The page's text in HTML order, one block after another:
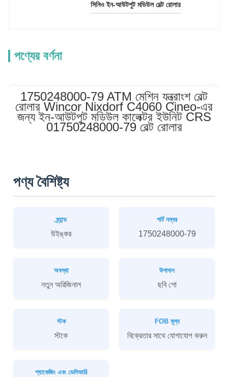
সিনিও ইন-আউটপুট মডিউল বেল্ট রোলার
পণ্যের বর্ণনা
1750248000-79 ATM মেশিন যন্ত্রাংশ বেল্ট
রোলার Wincor Nixdorf C4060 Cineo-এর
জন্য ইন-আউটপুট মডিউল কালেক্টর ইউনিট CRS
01750248000-79 বেল্ট রোলার
পণ্য বৈশিষ্ট্য
ব্র্যান্ড
উইঙ্কর
পার্ট নম্বর
1750248000-79
অবস্থা
নতুন অরিজিনাল
উপাদান
ছবি শো
স্টক
স্টকে
FOB মূল্য
বিক্রেতার সাথে যোগাযোগ করুন
প্যাকেজিং এবং ডেলিভারি